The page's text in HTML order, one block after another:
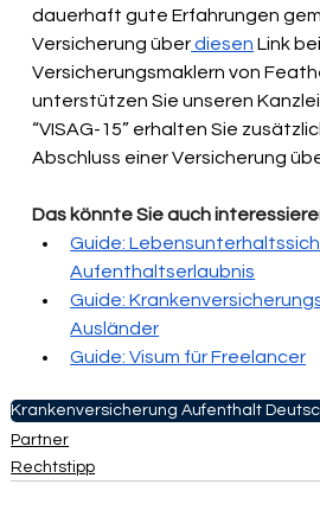
dauerhaft gute Erfahrungen
Versicherung über diesen Link
Versicherungsmaklern von
unterstützen Sie unseren
“VISAG-15” erhalten Sie
Abschluss einer Versicherung
Das könnte Sie auch
Guide:
Aufenthaltserlaubnis
Guide:
Ausländer
Guide: Visum für Freelancer
Krankenversicherung Aufenthalt
Partner
Rechtstipp